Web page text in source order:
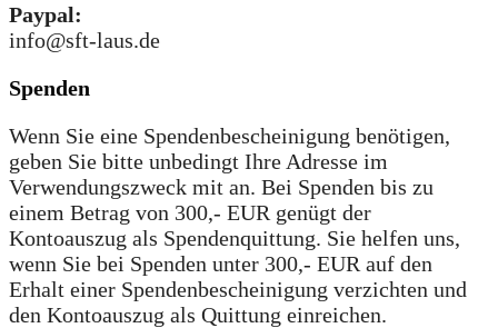
Paypal:
info@sft-laus.de
Spenden
Wenn Sie eine Spendenbescheinigung benötigen,
geben Sie bitte unbedingt Ihre Adresse im
Verwendungszweck mit an. Bei Spenden bis zu
einem Betrag von 300,- EUR genügt der
Kontoauszug als Spendenquittung. Sie helfen uns,
wenn Sie bei Spenden unter 300,- EUR auf den
Erhalt einer Spendenbescheinigung verzichten und
den Kontoauszug als Quittung einreichen.